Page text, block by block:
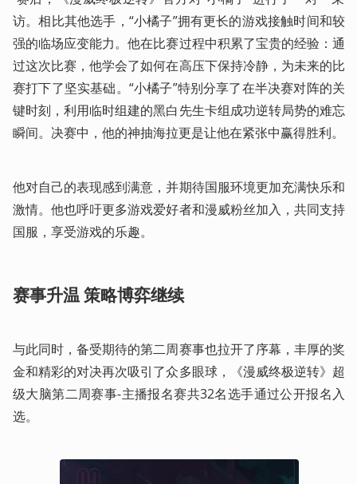
访。相比其他选手，“小橘子”拥有更长的游戏接触时间和较
强的临场应变能力。他在比赛过程中积累了宝贵的经验：通
过这次比赛，他学会了如何在高压下保持冷静，为未来的比
赛打下了坚实基础。“小橘子”特别分享了在半决赛对阵的关
键时刻，利用临时组建的黑白先生卡组成功逆转局势的难忘
瞬间。决赛中，他的神抽海拉更是让他在紧张中赢得胜利。
他对自己的表现感到满意，并期待国服环境更加充满快乐和
激情。他也呼吁更多游戏爱好者和漫威粉丝加入，共同支持
国服，享受游戏的乐趣。
赛事升温 策略博弈继续
与此同时，备受期待的第二周赛事也拉开了序幕，丰厚的奖
金和精彩的对决再次吸引了众多眼球，《漫威终极逆转》超
级大脑第二周赛事-主播报名赛共32名选手通过公开报名入
选。